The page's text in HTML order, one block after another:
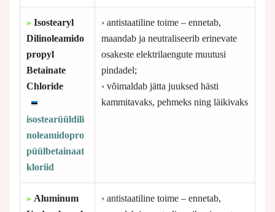
» Isostearyl
Dilinoleamido
propyl
Betainate
Chloride
isostearüüldili
noleamidopro
püülbetainaat
kloriid
› antistaatiline toime – ennetab,
maandab ja neutraliseerib erinevate
osakeste elektrilaengute muutusi
pindadel;
› võimaldab jätta juuksed hästi
kammitavaks, pehmeks ning läikivaks
» Aluminum
› antistaatiline toime – ennetab,